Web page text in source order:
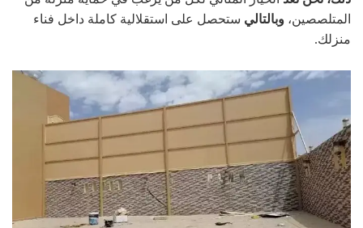
المتلصصين، وبالتالي ستحصل على استقلالية كاملة داخل فناء
منزلك.